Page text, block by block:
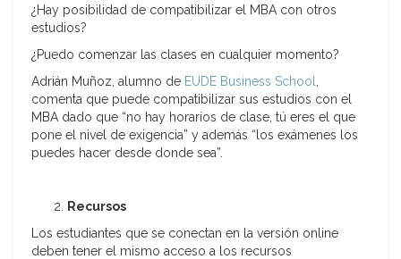
¿Hay posibilidad de compatibilizar el MBA con otros
estudios?
¿Puedo comenzar las clases en cualquier momento?
Adrián Muñoz, alumno de EUDE Business School
comenta que puede compatibilizar sus estudios con el
MBA dado que “no hay horarios de clase, tú eres el que
pone el nivel de exigencia” y además “los exámenes los
puedes hacer desde donde sea”.
Recursos
Los estudiantes que se conectan en la versión online
deben tener el mismo acceso a los recursos